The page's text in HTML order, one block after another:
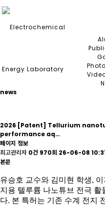
news
2026 [Patent] Tellurium
performance aq…
페이지 정보
최고관리자 0건 970회 26-06-08
본문
유승호 교수와 김미현 학생,
지용 텔루륨 나노튜브 전극 활
다. 본 특허는 기존 수계 전지